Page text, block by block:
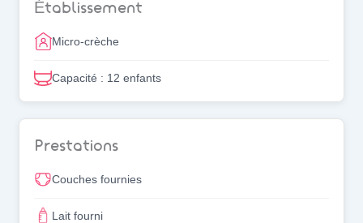
Établissement
Micro-crèche
Capacité : 12 enfants
Prestations
Couches fournies
Lait fourni